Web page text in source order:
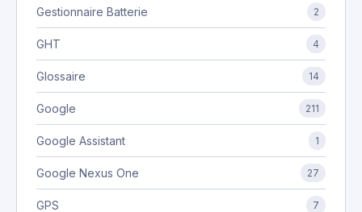
Gestionnaire Batterie 2
GHT 4
Glossaire 14
Google 211
Google Assistant 1
Google Nexus One 27
GPS 7